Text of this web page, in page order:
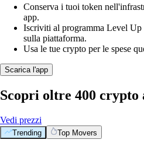
Conserva i tuoi token
app.
Iscriviti al programma Level Up
sulla piattaforma.
Usa le tue crypto per le spese
Scarica l'app
Scopri oltre 400 crypto
Vedi prezzi
Trending Top Movers